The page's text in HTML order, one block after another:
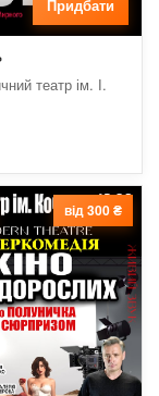
Придбати
театр ім. І.
від 300 ₴